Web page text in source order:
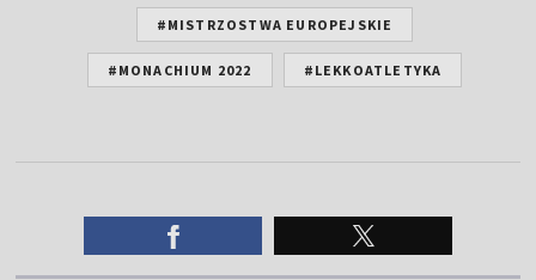
#MISTRZOSTWA EUROPEJSKIE
#MONACHIUM 2022 #LEKKOATLETYKA